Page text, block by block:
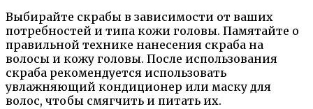
Выбирайте скрабы в зависимости от ваших
потребностей и типа кожи головы. Памятайте о
правильной технике нанесения скраба на
волосы и кожу головы. После использования
скраба рекомендуется использовать
увлажняющий кондиционер или маску для
волос, чтобы смягчить и питать их.